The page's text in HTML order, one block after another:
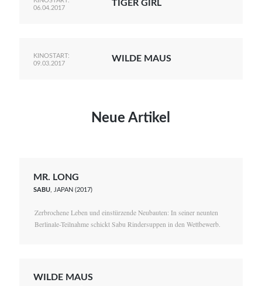
06.04.2017
TIGER GIRL
KINOSTART:
09.03.2017
WILDE MAUS
Neue Artikel
MR. LONG
SABU, JAPAN (2017)
Zerbrochene Leben und einstürzende Neubauten: In seiner neunten
Berlinale-Teilnahme schickt Sabu Rindersuppen in den Wettbewerb.
WILDE MAUS